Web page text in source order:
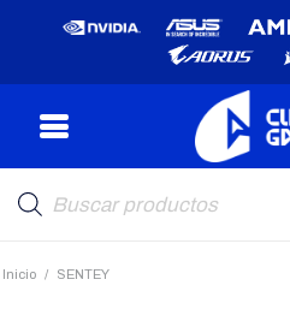
de
productos
Inicio / SENTEY